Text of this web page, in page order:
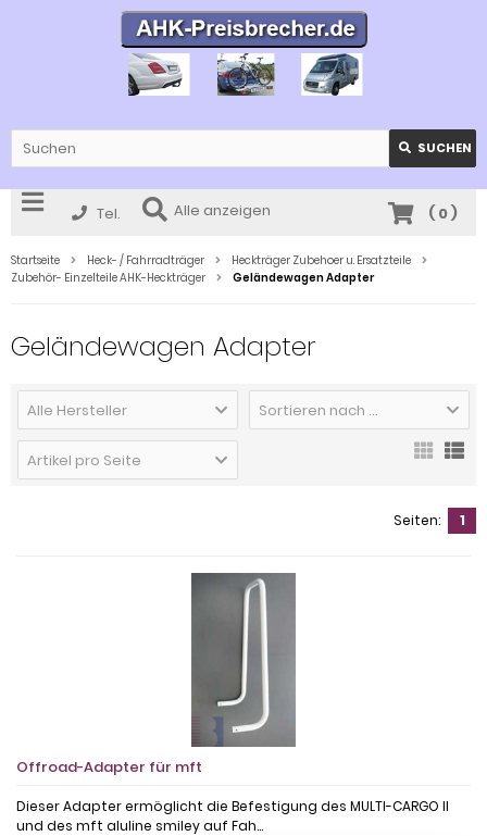
SUCHEN
Tel. Alle anzeigen ( 0)
Startseite Heck- / Fahrradträger
Heckträger Zubehoer u. Ersatzteile
Zubehör- Einzelteile AHK-Heckträger
Geländewagen Adapter
Geländewagen Adapter
Alle Hersteller Sortieren nach ...
Artikel pro Seite
Seiten: 1
Offroad-Adapter für mft
Dieser Adapter ermöglicht die Befestigung des MULTI-CARGO II
und des mft aluline smiley auf Fah...